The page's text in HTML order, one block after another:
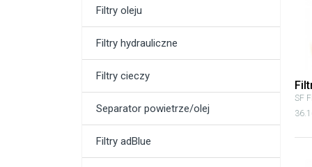
Filtry oleju
Filtry hydrauliczne
Filtry cieczy
Separator powietrze/olej
Filtry adBlue
SF